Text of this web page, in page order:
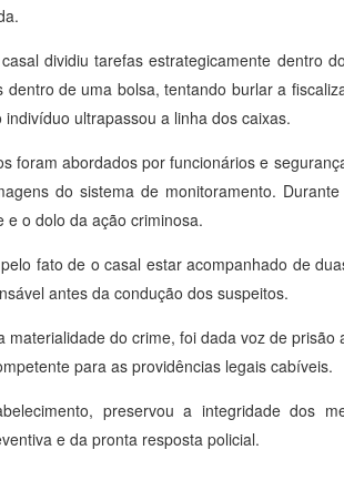
dividiu tarefas estrategicamente dentro
de uma bolsa, tentando burlar a
ultrapassou a linha dos caixas.
foram abordados por funcionários e
do sistema de monitoramento.
o dolo da ação criminosa.
fato de o casal estar acompanhado de
antes da condução dos suspeitos.
do crime, foi dada voz de
para as providências legais cabíveis.
preservou a integridade dos
e da pronta resposta policial.